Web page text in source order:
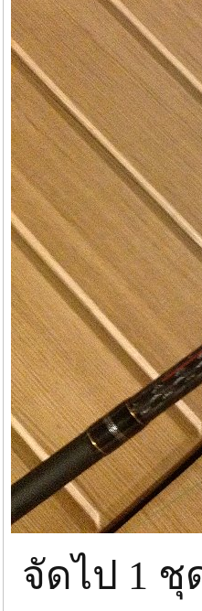
จัดไป 1 ชุ